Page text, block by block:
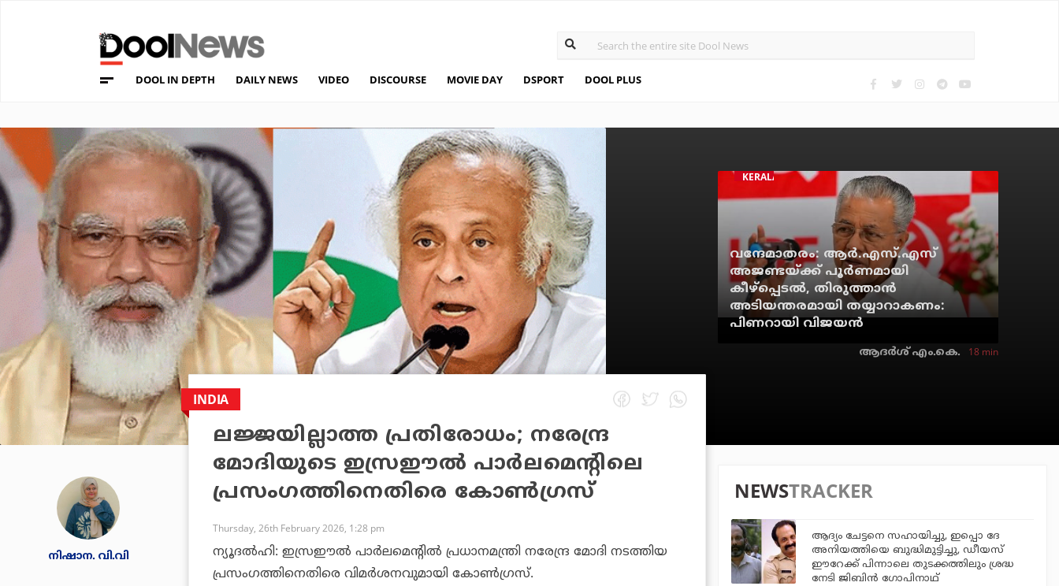
DOOL IN DEPTH DAILY NEWS VIDEO DISCOURSE MOVIE DAY DSPORT DOOL PLUS
KERALA NEWS
വന്ദേമാതരം: ആര്‍.എസ്.എസ്
അജണ്ടയ്ക്ക് പൂര്‍ണമായി
കീഴ്‌പ്പെടല്‍, തിരുത്താന്‍
അടിയന്തരമായി തയ്യാറാകണം:
പിണറായി വിജയന്‍
ആദർശ് എം.കെ. 18 min
നിഷാന. വി.വി
INDIA
ലജ്ജയില്ലാത്ത പ്രതിരോധം; നരേന്ദ്ര
മോദിയുടെ ഇസ്രഈല്‍ പാര്‍ലമെന്റിലെ
പ്രസംഗത്തിനെതിരെ കോണ്‍ഗ്രസ്
Thursday, 26th February 2026, 1:28 pm
ന്യൂദല്‍ഹി: ഇസ്രഈല്‍ പാര്‍ലമെന്റില്‍ പ്രധാനമന്ത്രി നരേന്ദ്ര മോദി നടത്തിയ
പ്രസംഗത്തിനെതിരെ വിമര്‍ശനവുമായി കോണ്‍ഗ്രസ്.
NEWSTRACKER
ആദ്യം ചേട്ടനെ സഹായിച്ചു, ഇപ്പൊ ദേ
അനിയത്തിയെ ബുദ്ധിമുട്ടിച്ചു, ഡീയസ്
ഈറേക്ക് പിന്നാലെ തുടക്കത്തിലും ശ്രദ്ധ
നേടി ജിബിന്‍ ഗോപിനാഥ്